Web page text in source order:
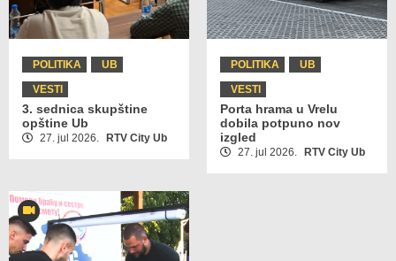
POLITIKA
UB
VESTI
3. sednica skupštine
opštine Ub
27. jul 2026. RTV City Ub
POLITIKA
UB
VESTI
Porta hrama u Vrelu
dobila potpuno nov
izgled
27. jul 2026. RTV City Ub